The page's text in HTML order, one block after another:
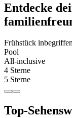
Entdecke
Frühstück
Pool
All-inclusive
4 Sterne
5 Sterne
Top-